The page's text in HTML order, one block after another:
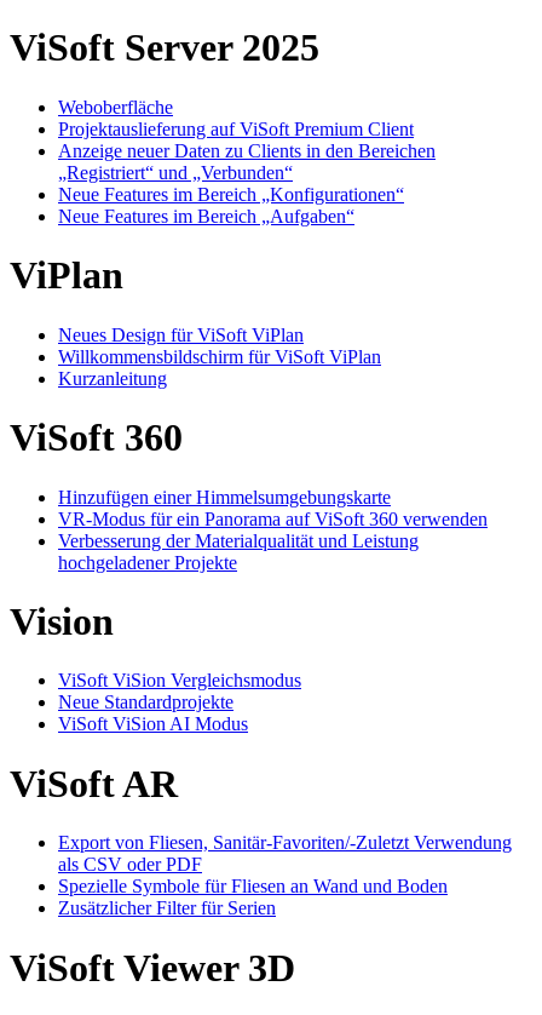
ViSoft Server 2025
Weboberfläche
Projektauslieferung auf ViSoft Premium Client
Anzeige neuer Daten zu Clients in den Bereichen
„Registriert“ und „Verbunden“
Neue Features im Bereich „Konfigurationen“
Neue Features im Bereich „Aufgaben“
ViPlan
Neues Design für ViSoft ViPlan
Willkommensbildschirm für ViSoft ViPlan
Kurzanleitung
ViSoft 360
Hinzufügen einer Himmelsumgebungskarte
VR-Modus für ein Panorama auf ViSoft 360 verwenden
Verbesserung der Materialqualität und Leistung
hochgeladener Projekte
Vision
ViSoft ViSion Vergleichsmodus
Neue Standardprojekte
ViSoft ViSion AI Modus
ViSoft AR
Export von Fliesen, Sanitär-Favoriten/-Zuletzt Verwendung
als CSV oder PDF
Spezielle Symbole für Fliesen an Wand und Boden
Zusätzlicher Filter für Serien
ViSoft Viewer 3D